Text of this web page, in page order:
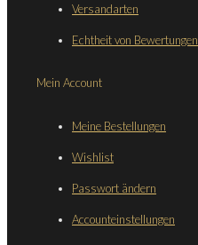
Versandarten
Echtheit von Bewertungen
Mein Account
Meine Bestellungen
Wishlist
Passwort ändern
Accounteinstellungen